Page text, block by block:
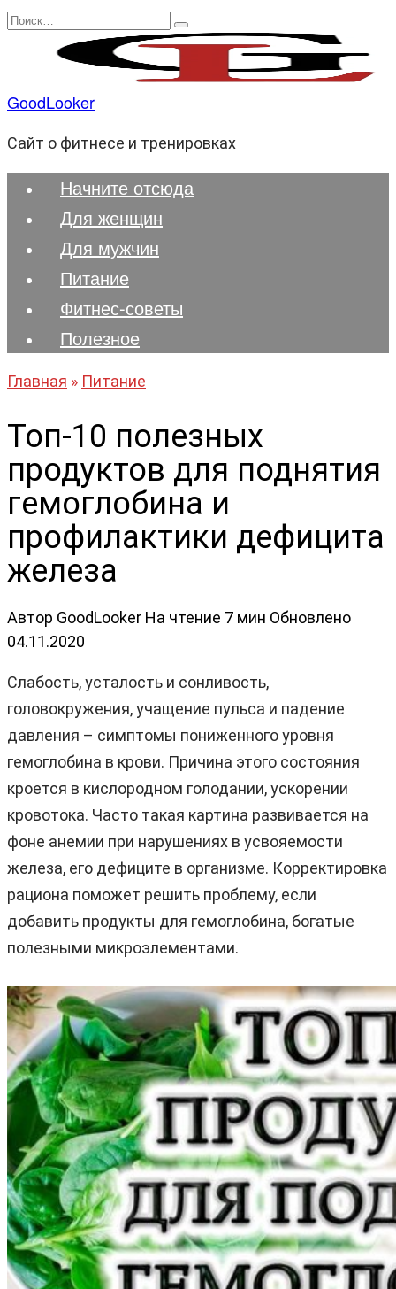
Перейти
содержанию
Search
GoodLooker
Сайт о фитнесе и тренировках
Начните отсюда
Для женщин
Для мужчин
Питание
Фитнес-советы
Полезноe
Главная » Питание
Топ-10 полезных
продуктов для поднятия
гемоглобина и
профилактики дефицита
железа
Автор GoodLooker На чтение 7 мин Обновлено
04.11.2020
Слабость, усталость и сонливость,
головокружения, учащение пульса и падение
давления – симптомы пониженного уровня
гемоглобина в крови. Причина этого состояния
кроется в кислородном голодании, ускорении
кровотока. Часто такая картина развивается на
фоне анемии при нарушениях в усвояемости
железа, его дефиците в организме. Корректировка
рациона поможет решить проблему, если
добавить продукты для гемоглобина, богатые
полезными микроэлементами.